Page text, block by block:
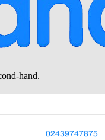
02439747875